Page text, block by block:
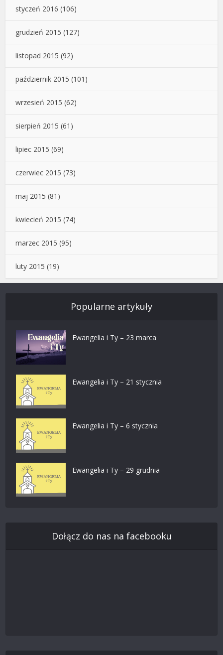
styczeń 2016 (106)
grudzień 2015 (127)
listopad 2015 (92)
październik 2015 (101)
wrzesień 2015 (62)
sierpień 2015 (61)
lipiec 2015 (69)
czerwiec 2015 (73)
maj 2015 (81)
kwiecień 2015 (74)
marzec 2015 (95)
luty 2015 (19)
Popularne artykuły
Ewangelia i Ty – 23 marca
Ewangelia i Ty – 21 stycznia
Ewangelia i Ty – 6 stycznia
Ewangelia i Ty – 29 grudnia
Dołącz do nas na facebooku